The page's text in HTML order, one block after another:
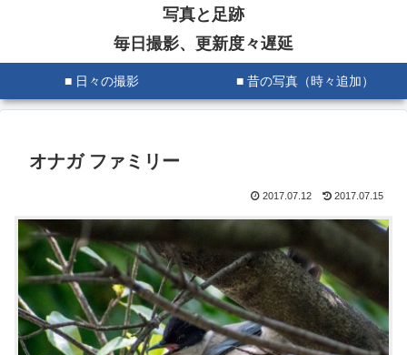
写真と足跡
毎日撮影、更新度々遅延
■ 日々の撮影 ■ 昔の写真（時々追加）
オナガ ファミリー
2017.07.12 2017.07.15